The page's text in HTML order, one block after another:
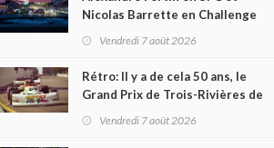
Nicolas Barrette en Challenge
Canada héros des premières
Vendredi 7 août 2026
Rétro: Il y a de cela 50 ans, le
Grand Prix de Trois-Rivières de
1976
Vendredi 7 août 2026